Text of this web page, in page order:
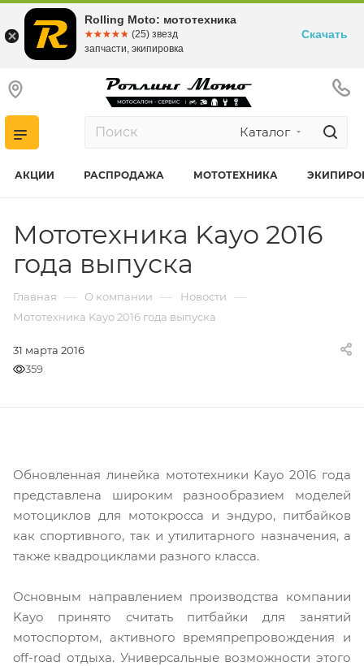
Каталог
АКЦИИ РАСПРОДАЖА МОТОТЕХНИКА
Мототехника Kayo 2016
года выпуска
Главная — О компании — Новости —
Мототехника Kayo 2016 года выпуска
31 марта 2016
359
Обновленная линейка мототехники Kayo 2016 года
представлена широким разнообразием моделей
мотоциклов для мотокросса и эндуро, питбайков
как спортивного, так и утилитарного назначения, а
также квадроциклами разного класса.
Основным направлением производства компании
Kayo принято считать питбайки для занятий
мотоспортом, активного времяпрепровождения и
off-road отдыха. Универсальные возможности этого
Rolling Moto: мототехника
☆☆☆☆☆
★★★★★ (25) звезд
запчасти, экипировка
Скачать